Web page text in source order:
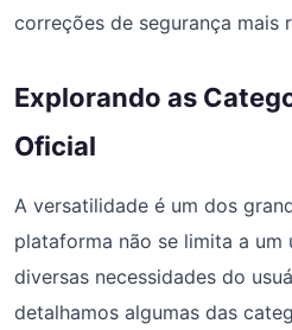
correções de segurança mais
Explorando as
Oficial
A versatilidade é um dos
plataforma não se limita a um
diversas necessidades do
detalhamos algumas das